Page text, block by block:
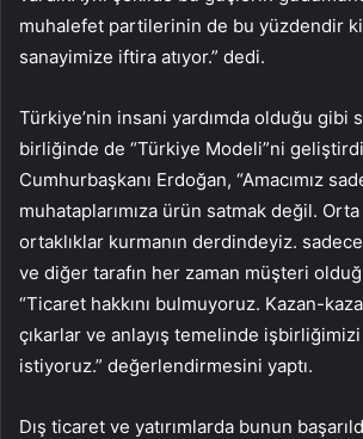
muhalefet partilerinin de bu yüzdendir
sanayimize iftira atıyor.” dedi.
Türkiye’nin insani yardımda olduğu gibi
birliğinde de “Türkiye Modeli”ni
Cumhurbaşkanı Erdoğan, “Amacımız
muhataplarımıza ürün satmak değil.
ortaklıklar kurmanın derdindeyiz.
ve diğer tarafın her zaman müşteri
“Ticaret hakkını bulmuyoruz. Kazan-
çıkarlar ve anlayış temelinde
istiyoruz.” değerlendirmesini yaptı.
Dış ticaret ve yatırımlarda bunun